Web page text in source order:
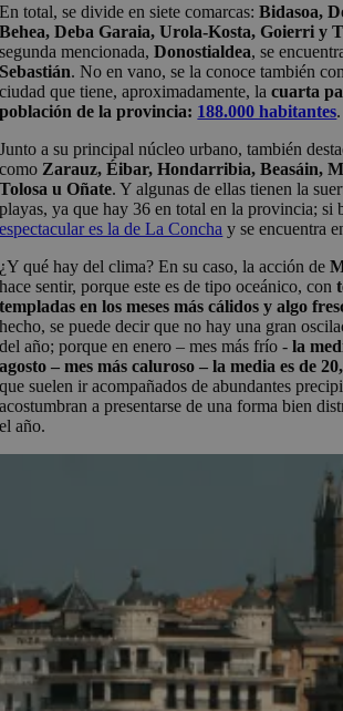
En total, se divide en siete comarcas:Bidasoa,
Behea, Deba Garaia, Urola-Kosta, Goierri y
segunda mencionada,Donostialdea, se
Sebastián. No en vano, se la conoce también
ciudad que tiene, aproximadamente, lacuarta
población de la provincia: 188.000 habitantes.
Junto a su principal núcleo urbano, también
como Zarauz, Éibar, Hondarribia, Beasáin,
Tolosa u Oñate. Y algunas de ellas tienen la
playas, ya que hay 36 en total en la provincia; si
espectacular es la de La Concha y se encuentra
¿Y qué hay del clima? En su caso, la acción de
hace sentir, porque este es de tipo oceánico, con
templadas en los meses más cálidos y algo
hecho, se puede decir que no hay una gran
del año; porque en enero – mes más frío -la
agosto – mes más caluroso – la media es de
que suelen ir acompañados de abundantes
acostumbran a presentarse de una forma bien
el año.